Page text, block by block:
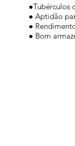
●Tubérculos
● Aptidão
●
● Bom